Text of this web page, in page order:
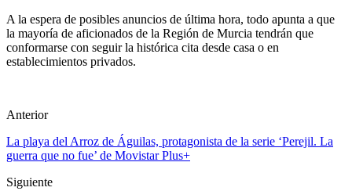
A la espera de posibles anuncios de última hora, todo apunta a que
la mayoría de aficionados de la Región de Murcia tendrán que
conformarse con seguir la histórica cita desde casa o en
establecimientos privados.
Anterior
La playa del Arroz de Águilas, protagonista de la serie ‘Perejil. La
guerra que no fue’ de Movistar Plus+
Siguiente